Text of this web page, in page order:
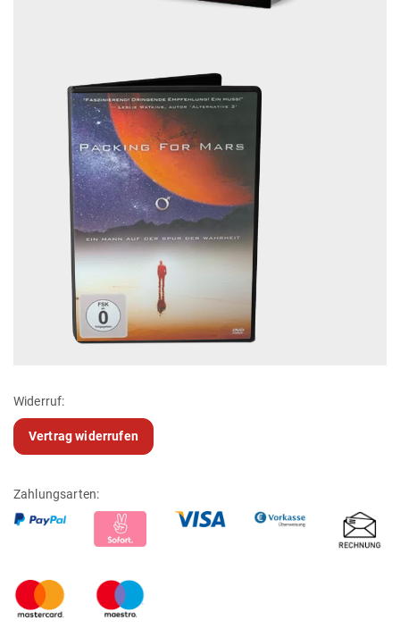
Widerruf:
Vertrag widerrufen
Zahlungsarten: